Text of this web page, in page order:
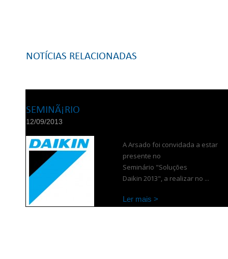
NOTÍCIAS RELACIONADAS
SEMINÃ¡RIO
12/09/2013
A Arsado foi convidada a estar
presente no
Seminário "Soluções
Daikin 2013", a realizar no ...
Ler mais >